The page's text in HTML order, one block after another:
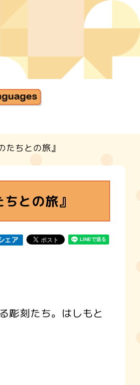
ちとの旅』
との旅』
彫刻たち。はしもと